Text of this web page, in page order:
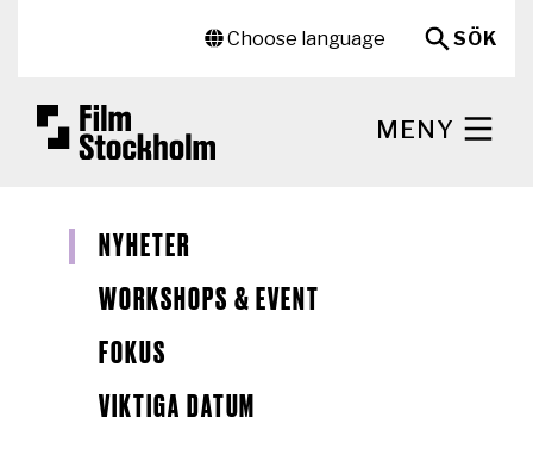
Choose language
SÖK
MENY
NYHETER
WORKSHOPS & EVENT
FOKUS
VIKTIGA DATUM